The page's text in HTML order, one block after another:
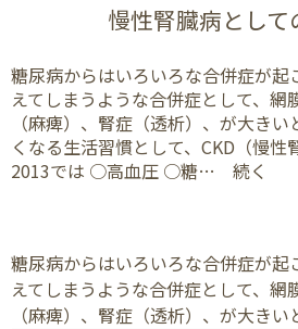
慢性腎臓病として
糖尿病からはいろいろな合併症が起
えてしまうような合併症として、網
（麻痺）、腎症（透析）、が大き
くなる生活習慣として、CKD（慢性
2013では ○高血圧 ○糖… 続く
糖尿病からはいろいろな合併症が起
えてしまうような合併症として、網
（麻痺）、腎症（透析）、が大きい